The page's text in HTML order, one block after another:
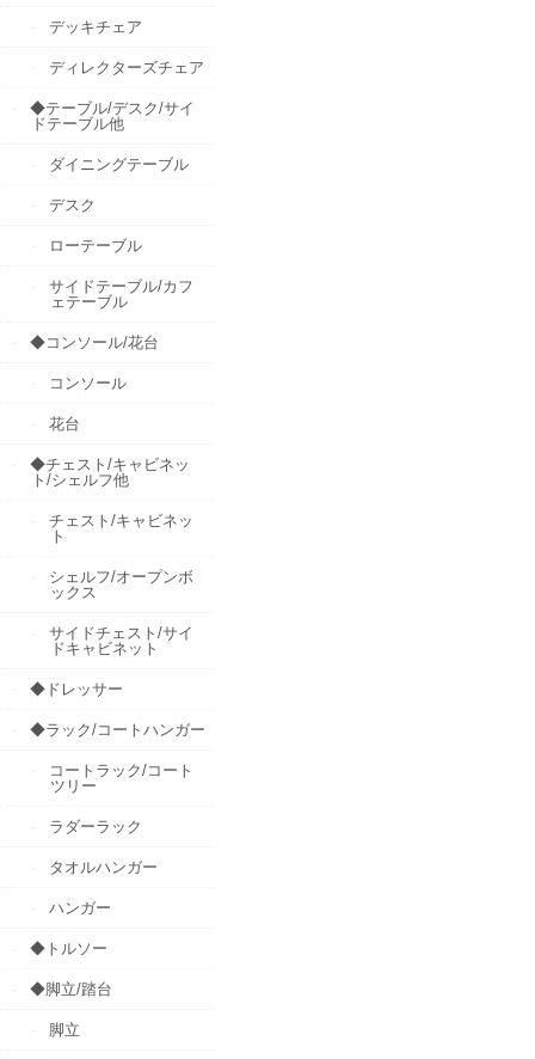
デッキチェア
ディレクターズチェア
◆テーブル/デスク/サイ
ドテーブル他
ダイニングテーブル
デスク
ローテーブル
サイドテーブル/カフ
ェテーブル
◆コンソール/花台
コンソール
花台
◆チェスト/キャビネッ
ト/シェルフ他
チェスト/キャビネッ
ト
シェルフ/オープンボ
ックス
サイドチェスト/サイ
ドキャビネット
◆ドレッサー
◆ラック/コートハンガー
コートラック/コート
ツリー
ラダーラック
タオルハンガー
ハンガー
◆トルソー
◆脚立/踏台
脚立